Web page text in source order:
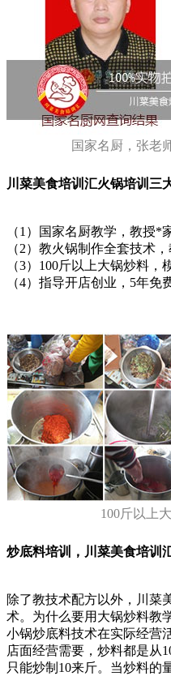
国家名厨，张老
川菜美食培训汇火锅培训三
（1）国家名厨教学，教授*
（2）教火锅制作全套技术
（3）100斤以上大锅炒料，
（4）指导开店创业，5年免
100斤以上
炒底料培训，川菜美食培训
除了教技术配方以外，川菜
术。为什么要用大锅炒料教
小锅炒底料技术在实际经营
店面经营需要，炒料都是从
只能炒制10来斤。当炒料的